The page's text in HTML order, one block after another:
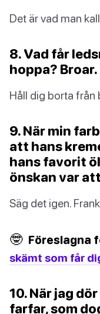
Det är vad man
8. Vad får
hoppa? Broar.
Håll dig borta från
9. När min
att hans
hans favorit
önskan var
Säg det igen.
🤓 Föreslagna
skämt som får
10. När jag
farfar, som